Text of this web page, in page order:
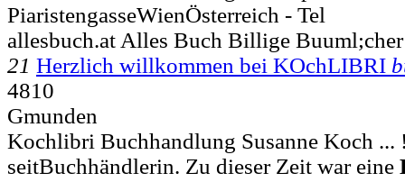
PiaristengasseWienÖsterreich - Tel
allesbuch.at Alles Buch Billige
21 Herzlich willkommen bei KOchLIBRI
4810
Gmunden
Kochlibri Buchhandlung Susanne Koch ...
seitBuchhändlerin. Zu dieser Zeit war eine